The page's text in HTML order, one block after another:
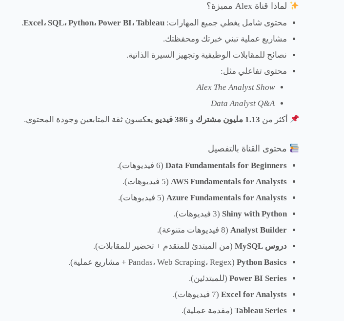
لماذا قناة Alex مميزة؟
محتوى شامل يغطي جميع المهارات: Excel، SQL، Python، Power BI، Tableau.
مشاريع عملية تبني خبرتك ومحفظتك.
نصائح للمقابلات الوظيفية وتجهيز السيرة الذاتية.
محتوى تفاعلي مثل:
Alex The Analyst Show
Data Analyst Q&A
أكثر من 1.13 مليون مشترك و 386 فيديو يعكسون ثقة المتابعين وجودة المحتوى.
محتوى القناة بالتفصيل
Data Fundamentals for Beginners (6 فيديوهات).
AWS Fundamentals for Analysts (5 فيديوهات).
Azure Fundamentals for Analysts (5 فيديوهات).
Shiny with Python (3 فيديوهات).
Analyst Builder (8 فيديوهات متنوعة).
دروس MySQL
(من المبتدئ للمتقدم + تحضير للمقابلات).
Python Basics (Pandas، Web Scraping، Regex + مشاريع عملية).
Power BI Series (للمبتدئين).
Excel for Analysts (7 فيديوهات).
Tableau Series (مقدمة عملية).